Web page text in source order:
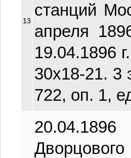
13
станций
апреля
19.04.1896
30х18-21. 3
722, оп. 1,